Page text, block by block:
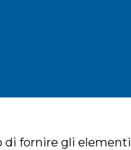
di fornire gli elementi